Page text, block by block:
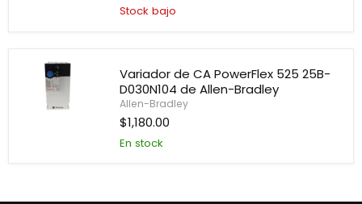
Bradley
D6P0N104
Stock bajo
Variador de CA PowerFlex 525 25B-
D030N104 de Allen-Bradley
Allen-Bradley
$1,180.00
En stock